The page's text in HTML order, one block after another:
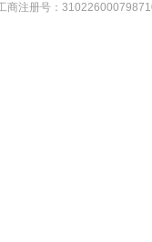
商注册号：